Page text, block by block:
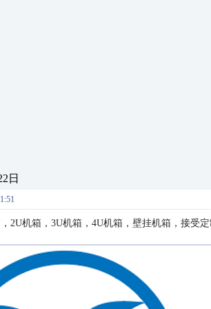
日
2U机箱，3U机箱，4U机箱，壁挂机箱，接受定